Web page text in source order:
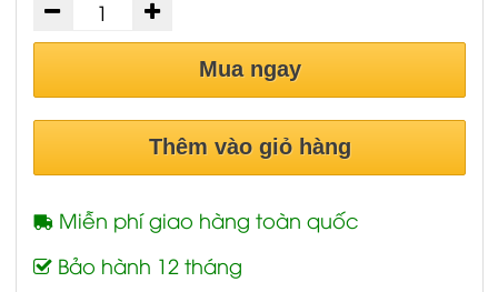
Mua ngay
Thêm vào giỏ hàng
Miễn phí giao hàng toàn quốc
Bảo hành 12 tháng